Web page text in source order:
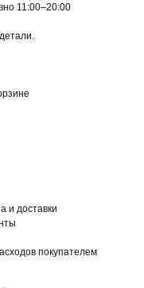
11:00–20:00
и доставки
покупателем